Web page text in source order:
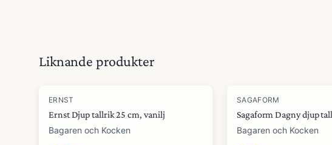
Liknande produkter
ERNST
Ernst Djup tallrik 25 cm, vanilj
Bagaren och Kocken
SAGAFORM
Sagaform Dagny djup
Bagaren och Kocken